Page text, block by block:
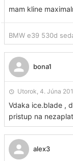
mam kline
BMW e39 530d
bona1
Utorok, 4. Júna
Vdaka ice.blade ,
pristup na
alex3